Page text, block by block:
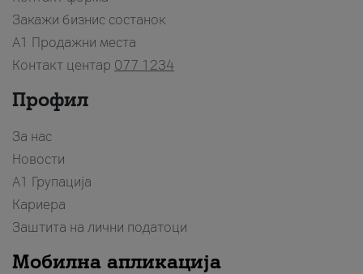
Закажи бизнис состанок
A1 Продажни места
Контакт центар 077 1234
Профил
За нас
Новости
А1 Групација
Кариера
Заштита на лични податоци
Мобилна апликација